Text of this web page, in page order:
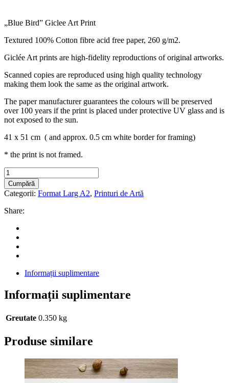
„Blue Bird” Giclee Art Print
Textured 100% Cotton fibre acid free paper, 260 g/m2.
Giclée Art prints are high-fidelity reproductions of original artworks.
Scanned copies are reproduced using high quality technology
making them look the same as the original artwork.
The paper manufacturer guarantees the colours will be preserved
over 100 years if the print is placed under protective UV glass and is
not exposed to the sun.
41 x 51 cm ( and approx. 0.5 cm white border for framing)
* the print is not framed.
"Pasarea
Albastra
/
Blue
Bird"
PRINT
quantity
Cumpără
Categorii: Format Larg A2, Printuri de Artă
Share:
Informații suplimentare
Informații suplimentare
Greutate 0.350 kg
Produse similare